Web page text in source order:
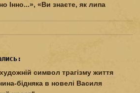
Інно...», «Ви знаєте, як липа
символ трагізму життя
бідняка в новелі Василя